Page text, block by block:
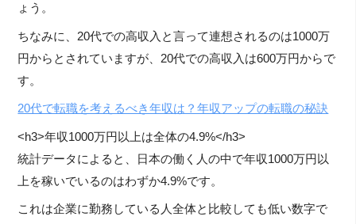
ょう。
ちなみに、20代での高収入と言って連想されるのは1000万
円からとされていますが、20代での高収入は600万円からで
す。
20代で転職を考えるべき年収は？年収アップの転職の秘訣
<h3>年収1000万円以上は全体の4.9%</h3>
統計データによると、日本の働く人の中で年収1000万円以
上を稼いでいるのはわずか4.9%です。
これは企業に勤務している人全体と比較しても低い数字で